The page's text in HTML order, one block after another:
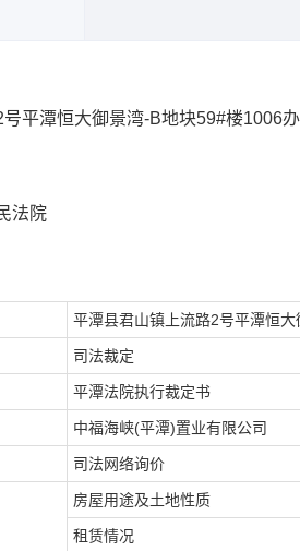
平潭恒大御景湾-B地块59#楼1006
法院
平潭县君山镇上流路2号平潭恒
司法裁定
平潭法院执行裁定书
中福海峡(平潭)置业有限公司
司法网络询价
房屋用途及土地性质
租赁情况